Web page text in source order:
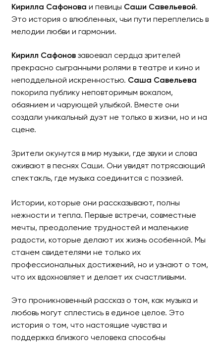
Музыкальный спектакль
САША САВЕЛЬЕВА и
Кирилла Сафонова и певицы Саши Савельевой.
Это история о влюбленных, чьи пути переплелись в
мелодии любви и гармонии.
Кирилл Сафоновзавоевал сердца зрителей
прекрасно сыгранными ролями в театре и кино и
неподдельной искренностью. Саша Савельева
покорила публику неповторимым вокалом,
обаянием и чарующей улыбкой. Вместе они
создали уникальный дуэт не только в жизни, но и на
сцене.
Зрители окунутся в мир музыки, где звуки и слова
оживают в песнях Саши. Они увидят потрясающий
спектакль, где музыка соединится с поэзией.
Истории, которые они рассказывают, полны
нежности и тепла. Первые встречи, совместные
мечты, преодоление трудностей и маленькие
радости, которые делают их жизнь особенной. Мы
станем свидетелями не только их
профессиональных достижений, но и узнают о том,
что их вдохновляет и делает их счастливыми.
Это проникновенный рассказ о том, как музыка и
любовь могут сплестись в единое целое. Это
история о том, что настоящие чувства и
поддержка близкого человека способны